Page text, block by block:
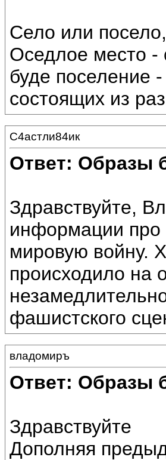
Село или
Оседлое место -
буде поселение
состоящих из
С4астли84ик
Ответ: Образы
Здравствуйте,
информации про
мировую войну.
происходило на
фашистского
владомиръ
Ответ: Образы
Здравствуйте
Дополняя